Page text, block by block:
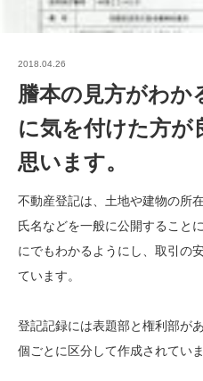
2018.04.26
謄本の見方がわか
に気を付けた方が
思います。
不動産登記は、土地や建物の所
氏名などを一般に公開すること
にでもわかるようにし、取引の
ています。
登記記録には表題部と権利部が
個ごとに区分して作成されていま